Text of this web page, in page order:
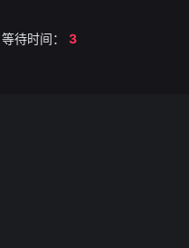
等待时间： 3